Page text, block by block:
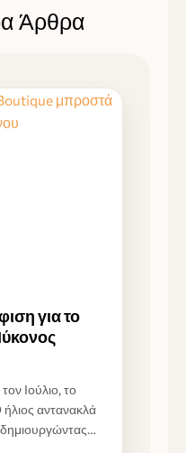
Άρθρα
για το
Ιούλιο, το
αντανακλά